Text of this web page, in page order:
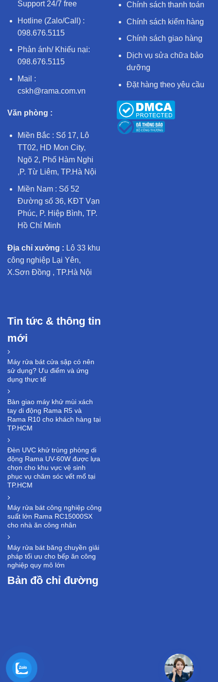
Support 24/7 free
Hotline (Zalo/Call) :
098.676.5115
Phản ánh/ Khiếu nại:
098.676.5115
Mail :
cskh@rama.com.vn
Văn phòng :
Miền Bắc : Số 17, Lô
TT02, HD Mon City,
Ngõ 2, Phố Hàm Nghi
,P. Từ Liêm, TP.Hà Nội
Miền Nam : Số 52
Đường số 36, KĐT Vạn
Phúc, P. Hiệp Bình, TP.
Hồ Chí Minh
Địa chỉ xưởng : Lô 33 khu
công nghiệp Lại Yên,
X.Sơn Đồng , TP.Hà Nội
Chính sách thanh toán
Chính sách kiểm hàng
Chính sách giao hàng
Dịch vụ sửa chữa bảo
dưỡng
Đặt hàng theo yêu cầu
Tin tức & thông tin
mới
Máy rửa bát cửa sập có nên
sử dụng? Ưu điểm và ứng
dụng thực tế
Bàn giao máy khử mùi xách
tay di động Rama R5 và
Rama R10 cho khách hàng tại
TP.HCM
Đèn UVC khử trùng phòng di
động Rama UV-60W được lựa
chọn cho khu vực vệ sinh
phục vụ chăm sóc vết mổ tại
TP.HCM
Máy rửa bát công nghiệp công
suất lớn Rama RC15000SX
cho nhà ăn công nhân
Máy rửa bát băng chuyền giải
pháp tối ưu cho bếp ăn công
nghiệp quy mô lớn
Bản đồ chỉ đường